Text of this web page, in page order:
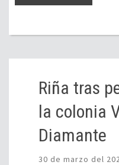
Riña tras
la colonia
Diamante
30 de marzo del